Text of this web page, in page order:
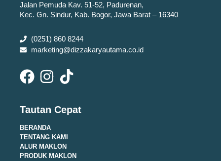
Jalan Pemuda Kav. 51-52, Padurenan,
Kec. Gn. Sindur, Kab. Bogor, Jawa Barat – 16340
(0251) 860 8244
marketing@dizzakaryautama.co.id
Tautan Cepat
BERANDA
TENTANG KAMI
ALUR MAKLON
PRODUK MAKLON